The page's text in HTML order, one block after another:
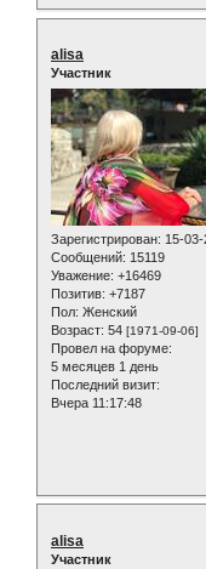
alisa
Участник
Зарегистрирован: 15-
Сообщений: 15119
Уважение: +16469
Позитив: +7187
Пол: Женский
Возраст: 54 [1971-09-06]
Провел на форуме:
5 месяцев 1 день
Последний визит:
Вчера 11:17:48
alisa
Участник